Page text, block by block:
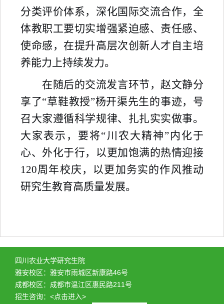
分类评价体系，深化国际交流合作，全
体教职工要切实增强紧迫感、责任感、
使命感，在提升高层次创新人才自主培
养能力上持续发力。
在随后的交流发言环节，赵文静分
享了“草鞋教授”杨开渠先生的事迹，号
召大家遵循科学规律、扎扎实实做事。
大家表示，要将“川农大精神”内化于
心、外化于行，以更加饱满的热情迎接
120周年校庆，以更加务实的作风推动
研究生教育高质量发展。
四川农业大学研究生院
雅安校区：雅安市雨城区新康路46号
成都校区：成都市温江区惠民路211号
招生咨询： <点击进入>